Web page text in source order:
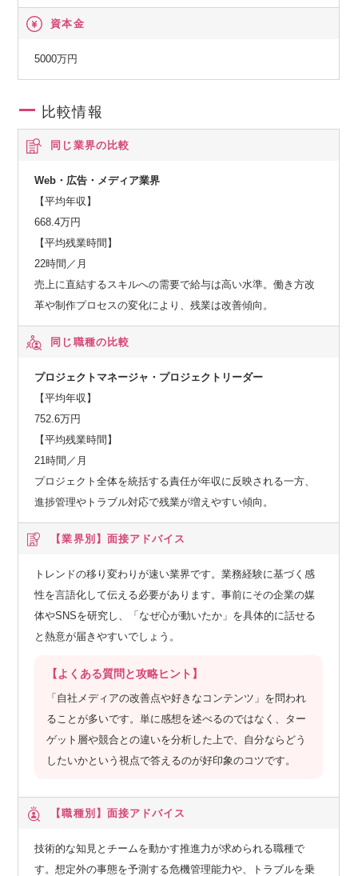
楽しみや喜びを与え、更なる発展の原動力になります。一店
舗でも多く生み出し、運営者の笑顔、さらにはその先にいる
購入者の笑顔を増やし続けたいと考えています。
『サントリー』
『劇団四季』
『エリエール』
『とんかつ まい泉』
『越後製菓』
『新星堂』
等々で同社のサービスを導入しています。
資本金
5000万円
比較情報
同じ業界の比較
Web・広告・メディア業界
【平均年収】
668.4万円
【平均残業時間】
22時間／月
売上に直結するスキルへの需要で給与は高い水準。働き方改
革や制作プロセスの変化により、残業は改善傾向。
同じ職種の比較
プロジェクトマネージャ・プロジェクトリーダー
【平均年収】
752.6万円
【平均残業時間】
21時間／月
プロジェクト全体を統括する責任が年収に反映される一方、
進捗管理やトラブル対応で残業が増えやすい傾向。
【業界別】 面接アドバイス
トレンドの移り変わりが速い業界です。業務経験に基づく感
性を言語化して伝える必要があります。事前にその企業の媒
体やSNSを研究し、「なぜ心が動いたか」を具体的に話せる
と熱意が届きやすいでしょう。
【よくある質問と攻略ヒント】
「自社メディアの改善点や好きなコンテンツ」を問われ
ることが多いです。単に感想を述べるのではなく、ター
ゲット層や競合との違いを分析した上で、自分ならどう
したいかという視点で答えるのが好印象のコツです。
【職種別】 面接アドバイス
技術的な知見とチームを動かす推進力が求められる職種で
す。想定外の事態を予測する危機管理能力や、トラブルを乗